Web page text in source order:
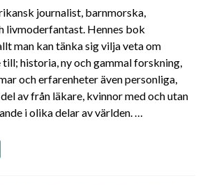
journalist, barnmorska,
livmoderfantast. Hennes bok
man kan tänka sig vilja veta om
till; historia, ny och gammal forskning,
och erfarenheter även personliga,
av från läkare, kvinnor med och utan
i olika delar av världen. …